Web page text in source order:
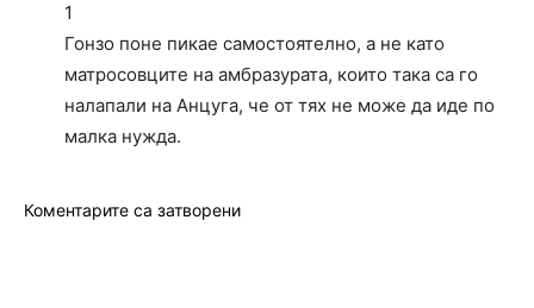
1
Гонзо поне пикае самостоятелно, а не като
матросовците на амбразурата, които така са го
налапали на Анцуга, че от тях не може да иде по
малка нужда.
Коментарите са затворени